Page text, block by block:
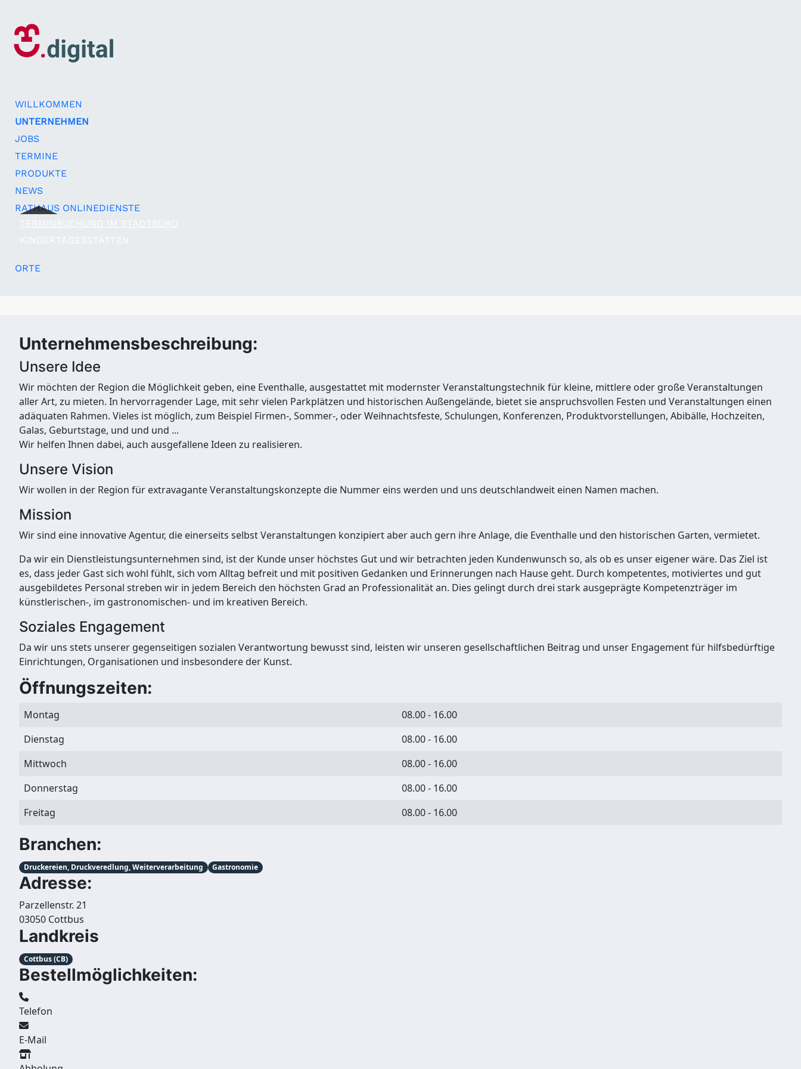
WILLKOMMEN
UNTERNEHMEN
JOBS
TERMINE
PRODUKTE
NEWS
RATHAUS ONLINEDIENSTE
ORTE
Unternehmensbeschreibung:
Unsere Idee
Wir möchten der Region die Möglichkeit geben, eine Eventhalle, ausgestattet mit modernster Veranstaltungstechnik für kleine, mittlere oder große Veranstaltungen
aller Art, zu mieten. In hervorragender Lage, mit sehr vielen Parkplätzen und historischen Außengelände, bietet sie anspruchsvollen Festen und Veranstaltungen einen
adäquaten Rahmen. Vieles ist möglich, zum Beispiel Firmen-, Sommer-, oder Weihnachtsfeste, Schulungen, Konferenzen, Produktvorstellungen, Abibälle, Hochzeiten,
Galas, Geburtstage, und und und ...
Wir helfen Ihnen dabei, auch ausgefallene Ideen zu realisieren.
Unsere Vision
Wir wollen in der Region für extravagante Veranstaltungskonzepte die Nummer eins werden und uns deutschlandweit einen Namen machen.
Mission
Wir sind eine innovative Agentur, die einerseits selbst Veranstaltungen konzipiert aber auch gern ihre Anlage, die Eventhalle und den historischen Garten, vermietet.
Da wir ein Dienstleistungsunternehmen sind, ist der Kunde unser höchstes Gut und wir betrachten jeden Kundenwunsch so, als ob es unser eigener wäre. Das Ziel ist
es, dass jeder Gast sich wohl fühlt, sich vom Alltag befreit und mit positiven Gedanken und Erinnerungen nach Hause geht. Durch kompetentes, motiviertes und gut
ausgebildetes Personal streben wir in jedem Bereich den höchsten Grad an Professionalität an. Dies gelingt durch drei stark ausgeprägte Kompetenzträger im
künstlerischen-, im gastronomischen- und im kreativen Bereich.
Soziales Engagement
Da wir uns stets unserer gegenseitigen sozialen Verantwortung bewusst sind, leisten wir unseren gesellschaftlichen Beitrag und unser Engagement für hilfsbedürftige
Einrichtungen, Organisationen und insbesondere der Kunst.
Öffnungszeiten:
Montag
08.00 - 16.00
Dienstag
08.00 - 16.00
Mittwoch
08.00 - 16.00
Donnerstag
08.00 - 16.00
Freitag
08.00 - 16.00
Branchen:
Druckereien, Druckveredlung, Weiterverarbeitung Gastronomie
Adresse:
Parzellenstr. 21
03050 Cottbus
Landkreis
Cottbus (CB)
Bestellmöglichkeiten:
Telefon
E-Mail